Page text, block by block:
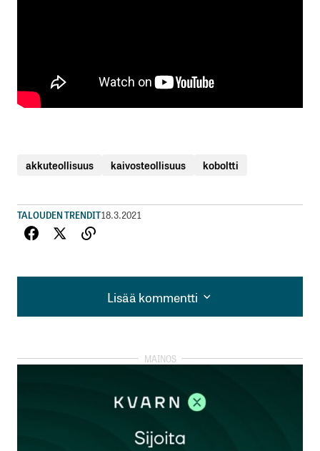
akkuteollisuus kaivosteollisuus koboltti
TALOUDEN TRENDIT18.3.2021
Lisää kommentti
Lisää kommentti
kirjautua
rekisteröityä